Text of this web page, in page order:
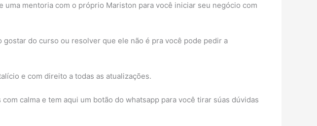
uma mentoria com o próprio Mariston para você iniciar seu negócio com
do curso ou resolver que ele não é pra você pode pedir a
e com direito a todas as atualizações.
calma e tem aqui um botão do whatsapp para você tirar súas dúvidas